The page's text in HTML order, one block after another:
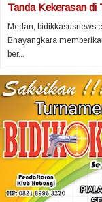
Tanda Kekerasan
Medan,
Bhayangkara
ber...